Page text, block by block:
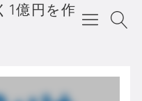
1億円を作